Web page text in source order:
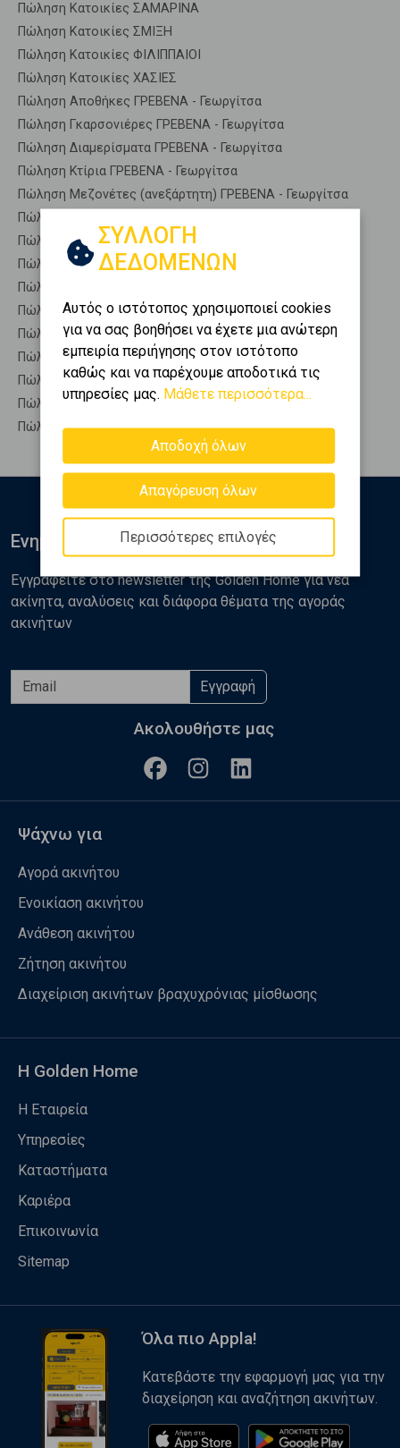
Πώληση Κατοικίες ΣΑΜΑΡΙΝΑ
Πώληση Κατοικίες ΣΜΙΞΗ
Πώληση Κατοικίες ΦΙΛΙΠΠΑΙΟΙ
Πώληση Κατοικίες ΧΑΣΙΕΣ
Πώληση Αποθήκες ΓΡΕΒΕΝΑ - Γεωργίτσα
Πώληση Γκαρσονιέρες ΓΡΕΒΕΝΑ - Γεωργίτσα
Πώληση Διαμερίσματα ΓΡΕΒΕΝΑ - Γεωργίτσα
Πώληση Κτίρια ΓΡΕΒΕΝΑ - Γεωργίτσα
Πώληση Μεζονέτες (ανεξάρτητη) ΓΡΕΒΕΝΑ - Γεωργίτσα
Πώληση Μεζονέτες (εφαπτόμενη) ΓΡΕΒΕΝΑ - Γεωργίτσα
Πώληση Μονοκατοικίες ΓΡΕΒΕΝΑ - Γεωργίτσα
Πώληση Οικίες ΓΡΕΒΕΝΑ - Γεωργίτσα
Πώληση Οροφοδιαμερίσματα ΓΡΕΒΕΝΑ - Γεωργίτσα
Πώληση Οροφομεζονέτες ΓΡΕΒΕΝΑ - Γεωργίτσα
Πώληση Ρετιρέ ΓΡΕΒΕΝΑ - Γεωργίτσα
Πώληση Συγκροτήματα κατοικιών ΓΡΕΒΕΝΑ - Γεωργίτσα
Πώληση Υπόγεια ΓΡΕΒΕΝΑ - Γεωργίτσα
Πώληση Υπόσκαφα ΓΡΕΒΕΝΑ - Γεωργίτσα
Πώληση Υπολ. υψουν ΓΡΕΒΕΝΑ - Γεωργίτσα
ΣΥΛΛΟΓΗ
ΔΕΔΟΜΕΝΩΝ
Αυτός ο ιστότοπος χρησιμοποιεί cookies
για να σας βοηθήσει να έχετε μια ανώτερη
εμπειρία περιήγησης στον ιστότοπο
καθώς και να παρέχουμε αποδοτικά τις
υπηρεσίες μας. Μάθετε περισσότερα...
Αποδοχή όλων
Απαγόρευση όλων
Περισσότερες επιλογές
Ενημερωθείτε
Εγγραφείτε στο newsletter της Golden Home για νέα
ακίνητα, αναλύσεις και διάφορα θέματα της αγοράς
ακινήτων
Εγγραφή
Ακολουθήστε μας
Ψάχνω για
Αγορά ακινήτου
Ενοικίαση ακινήτου
Ανάθεση ακινήτου
Ζήτηση ακινήτου
Διαχείριση ακινήτων βραχυχρόνιας μίσθωσης
Η Golden Home
Η Εταιρεία
Υπηρεσίες
Καταστήματα
Καριέρα
Επικοινωνία
Sitemap
Όλα πιο Appla!
Κατεβάστε την εφαρμογή μας για την
διαχείρηση και αναζήτηση ακινήτων.